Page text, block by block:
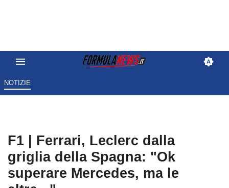
NOTIZIE
F1 | Ferrari, Leclerc dalla
griglia della Spagna: "Ok
superare Mercedes, ma le